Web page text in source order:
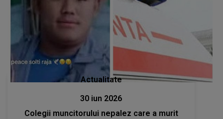
Actualitate
30 iun 2026
Colegii muncitorului nepalez care a murit